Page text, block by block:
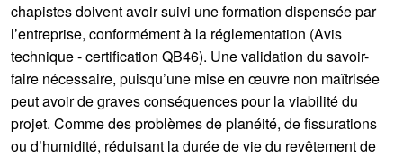
chapistes doivent avoir suivi une formation dispensée par
l’entreprise, conformément à la réglementation (Avis
technique - certification QB46). Une validation du savoir-
faire nécessaire, puisqu’une mise en œuvre non maîtrisée
peut avoir de graves conséquences pour la viabilité du
projet. Comme des problèmes de planéité, de fissurations
ou d’humidité, réduisant la durée de vie du revêtement de